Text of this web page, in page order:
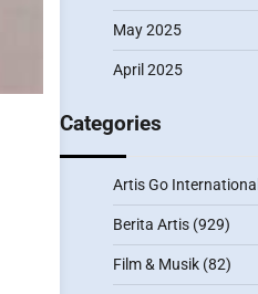
May 2025
April 2025
Categories
Artis Go International
Berita Artis(929)
Film & Musik(82)